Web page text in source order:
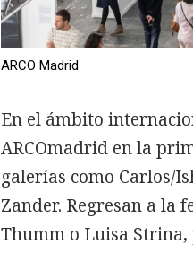
ARCO Madrid
En el ámbito
ARCOmadrid en la
galerías como Carlos/
Zander. Regresan a la
Thumm o Luisa